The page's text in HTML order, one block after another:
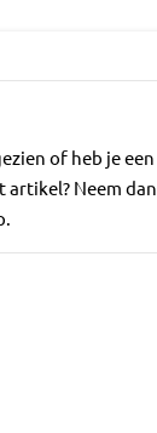
of heb je een
Neem dan